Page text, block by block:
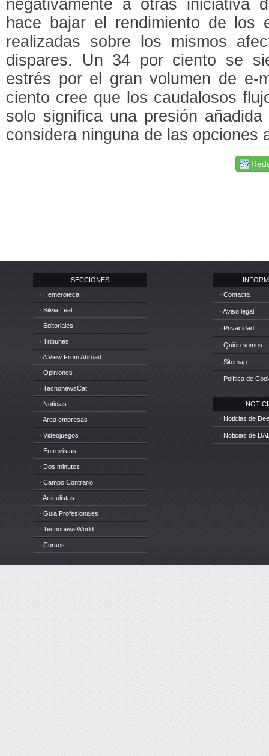
negativamente a otras iniciativa
hace bajar el rendimiento de los
realizadas sobre los mismos
dispares. Un 34 por ciento se
estrés por el gran volumen de e-
ciento cree que los caudalosos
solo significa una presión
considera ninguna de las opciones
SECCIONES
· Hemeroteca
· Silvia Leal
· Editoriales
· Tribunes
· A View From Abroad
· Opiniones
· TecnonewsCat
· Noticias
· Area empresas
· Videojuegos
· Entrevistas
· Dos minutos
· Campo Contrario
· Articulistas
· Guia Profesionales
· TecnonewsWorld
· Cursos
· Contacta
· Aviso legal
· Privacidad
· Quién somos
· Sitemap
· Política de
· Noticias de
· Noticias de